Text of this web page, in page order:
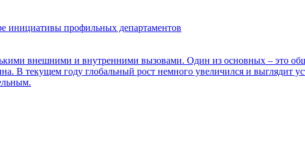
инициативы профильных департаментов
внешними и внутренними вызовами. Один из основных – это
В текущем году глобальный рост немного увеличился и выглядит